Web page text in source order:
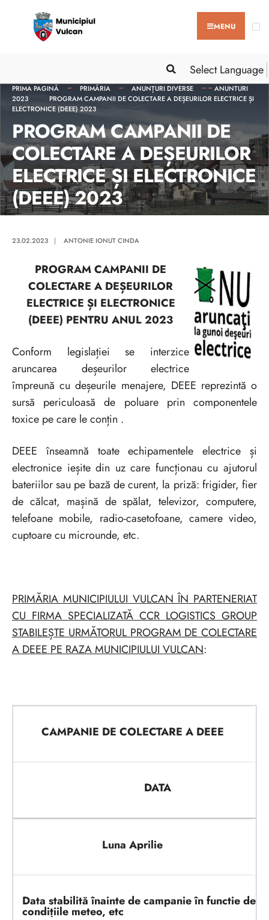
MENU
Select Language
PRIMA PAGINĂ PRIMĂRIA ANUNȚURI DIVERSE
ANUNTURI
2023
PROGRAM CAMPANII DE COLECTARE A DEȘEURILOR ELECTRICE ȘI
ELECTRONICE (DEEE) 2023
PROGRAM CAMPANII DE
COLECTARE A DEȘEURILOR
ELECTRICE ȘI ELECTRONICE
(DEEE) 2023
23.02.2023 | ANTONIE IONUT CINDA
PROGRAM CAMPANII DE
COLECTARE A DEȘEURILOR
ELECTRICE ȘI ELECTRONICE
(DEEE) PENTRU ANUL 2023
Conform legislației se interzice
aruncarea deșeurilor electrice
împreună cu deșeurile menajere, DEEE reprezintă o
sursă periculoasă de poluare prin componentele
toxice pe care le conțin .
DEEE înseamnă toate echipamentele electrice și
electronice ieșite din uz care funcționau cu ajutorul
bateriilor sau pe bază de curent, la priză: frigider, fier
de călcat, mașină de spălat, televizor, computere,
telefoane mobile, radio-casetofoane, camere video,
cuptoare cu microunde, etc.
PRIMĂRIA MUNICIPIULUI VULCAN ÎN PARTENERIAT
CU FIRMA SPECIALIZATĂ CCR LOGISTICS GROUP
STABILEȘTE URMĂTORUL PROGRAM DE COLECTARE
A DEEE PE RAZA MUNICIPIULUI VULCAN:
CAMPANIE DE COLECTARE A DEEE
DATA
Luna Aprilie
Data stabilită înainte de campanie în functie de
condițiile meteo, etc